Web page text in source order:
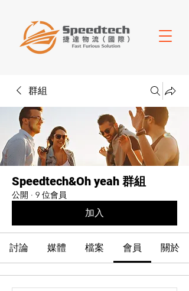
群組
Speedtech&Oh yeah 群組
公開 · 9 位會員
加入
討論 媒體 檔案 會員 關於